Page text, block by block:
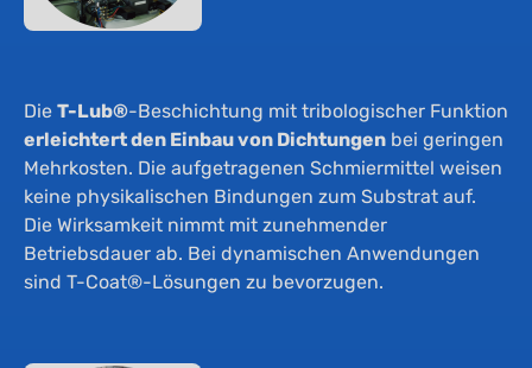
Die T-Lub®-Beschichtung mit tribologischer Funktion
erleichtert den Einbau von Dichtungen bei geringen
Mehrkosten. Die aufgetragenen Schmiermittel weisen
keine physikalischen Bindungen zum Substrat auf.
Die Wirksamkeit nimmt mit zunehmender
Betriebsdauer ab. Bei dynamischen Anwendungen
sind T-Coat®-Lösungen zu bevorzugen.